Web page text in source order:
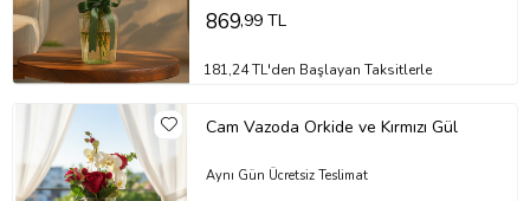
869,99 TL
181,24 TL'den Başlayan Taksitlerle
Cam Vazoda Orkide ve Kırmızı Gül
Aynı Gün Ücretsiz Teslimat